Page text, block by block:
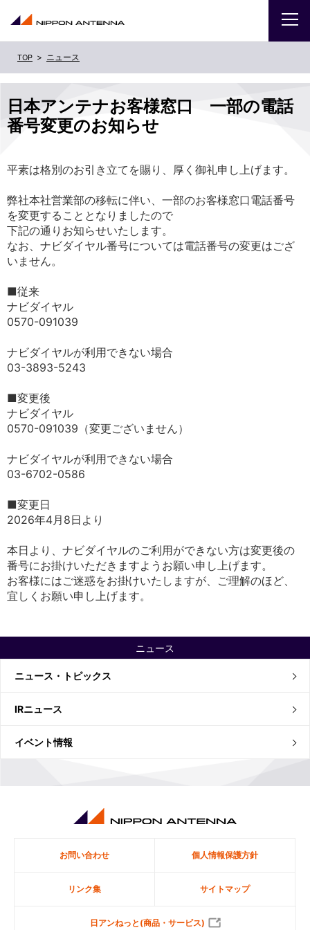
ニュース
ニュース・トピックス
IRニュース
イベント情報
日本アンテナお客様窓口 一部の電話
番号変更のお知らせ
平素は格別のお引き立てを賜り、厚く御礼申し上げます。
弊社本社営業部の移転に伴い、一部のお客様窓口電話番号
を変更することとなりましたので
下記の通りお知らせいたします。
なお、ナビダイヤル番号については電話番号の変更はござ
いません。
■従来
ナビダイヤル
0570-091039
ナビダイヤルが利用できない場合
03-3893-5243
■変更後
ナビダイヤル
0570-091039（変更ございません）
ナビダイヤルが利用できない場合
03-6702-0586
■変更日
2026年4月8日より
本日より、ナビダイヤルのご利用ができない方は変更後の
番号にお掛けいただきますようお願い申し上げます。
お客様にはご迷惑をお掛けいたしますが、ご理解のほど、
宜しくお願い申し上げます。
ニュース
IR
お問い合わせ
お問い合わせ 個人情報保護方針
リンク集 サイトマップ
日アンねっと(商品・サービス)